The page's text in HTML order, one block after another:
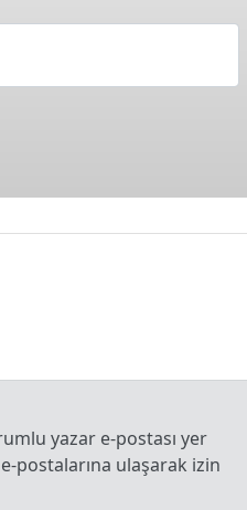
yazar e-postası yer
postalarına ulaşarak izin